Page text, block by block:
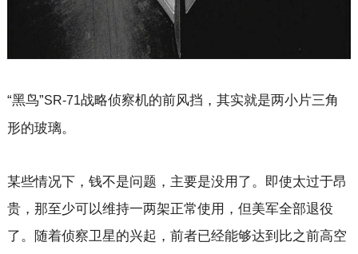
“黑鸟”SR-71战略侦察机的前风挡，其实就是两小片三角
形的玻璃。
某些情况下，钱不是问题，主要是没用了。即使太过于昂
贵，那至少可以维持一两架正常使用，但美军全部退役
了。随着侦察卫星的兴起，前者已经能够达到比之前高空